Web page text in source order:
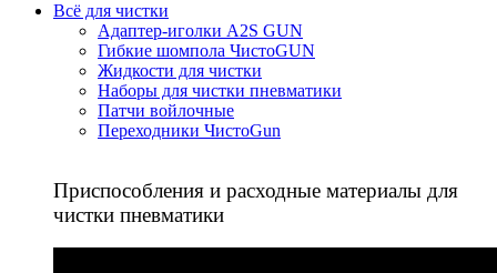
Всё для чистки
Адаптер-иголки A2S GUN
Гибкие шомпола ЧистоGUN
Жидкости для чистки
Наборы для чистки пневматики
Патчи войлочные
Переходники ЧистоGun
Приспособления и расходные материалы для
чистки пневматики